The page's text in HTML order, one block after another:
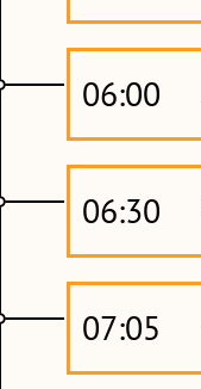
06:00
06:30
07:05